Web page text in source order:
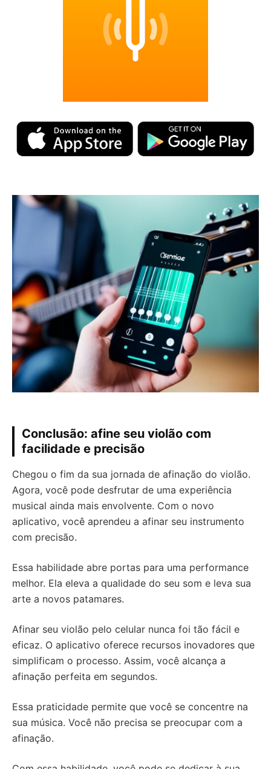
Conclusão: afine seu violão com
facilidade e precisão
Chegou o fim da sua jornada de afinação do violão.
Agora, você pode desfrutar de uma experiência
musical ainda mais envolvente. Com o novo
aplicativo, você aprendeu a afinar seu instrumento
com precisão.
Essa habilidade abre portas para uma performance
melhor. Ela eleva a qualidade do seu som e leva sua
arte a novos patamares.
Afinar seu violão pelo celular nunca foi tão fácil e
eficaz. O aplicativo oferece recursos inovadores que
simplificam o processo. Assim, você alcança a
afinação perfeita em segundos.
Essa praticidade permite que você se concentre na
sua música. Você não precisa se preocupar com a
afinação.